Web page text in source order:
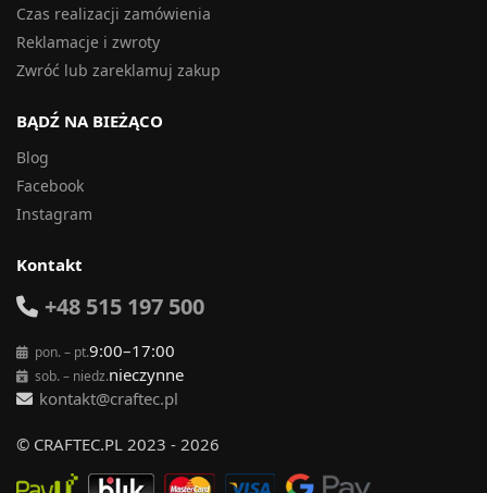
Czas realizacji zamówienia
Reklamacje i zwroty
Zwróć lub zareklamuj zakup
BĄDŹ NA BIEŻĄCO
Blog
Facebook
Instagram
Kontakt
+48 515 197 500
pon. – pt.9:00–17:00
sob. – niedz.nieczynne
kontakt@craftec.pl
© CRAFTEC.PL 2023 - 2026